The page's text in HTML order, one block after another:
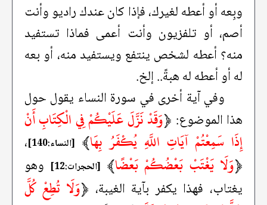
وبِعه أو أعطه لغيرك، فإذا كان عندك راديو وأنت
أصم، أو تلفزيون وأنت أعمى فماذا تستفيد
منه؟ أعطه لشخص ينتفع ويستفيد منه، أو بعه
له أو أعطه له هبةً.. إلخ.
وفي آية أخرى في سورة النساء يقول حول
هذا الموضوع: ﴿وَقَدْ نَزَّلَ عَلَيْكُمْ فِي الْكِتَابِ أَنْ
إِذَا سَمِعْتُمْ آيَاتِ اللَّهِ يُكْفَرُ بِهَا﴾ [النساء:140] ،
﴿وَلَا يَغْتَبْ بَعْضُكُمْ بَعْضًا﴾ [الحجرات:12]
وهو
يغتاب، فهذا يكفر بآية الغيبة، ﴿وَلَا تُطِعْ كُلَّ